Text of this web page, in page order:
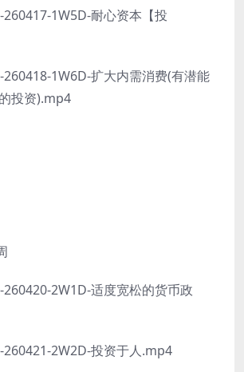
1W5D-耐心资本【投
1W6D-扩大内需消费(有潜能
投资).mp4
2W1D-适度宽松的货币政
2W2D-投资于人.mp4